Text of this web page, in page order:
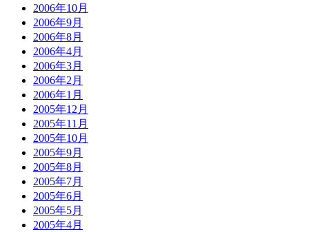
2006年10月
2006年9月
2006年8月
2006年4月
2006年3月
2006年2月
2006年1月
2005年12月
2005年11月
2005年10月
2005年9月
2005年8月
2005年7月
2005年6月
2005年5月
2005年4月